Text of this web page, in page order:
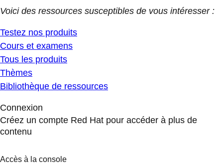
Voici des ressources susceptibles de vous intéresser :
Testez nos produits
Cours et examens
Tous les produits
Thèmes
Bibliothèque de ressources
Connexion
Créez un compte Red Hat pour accéder à plus de
contenu
Accès à la console